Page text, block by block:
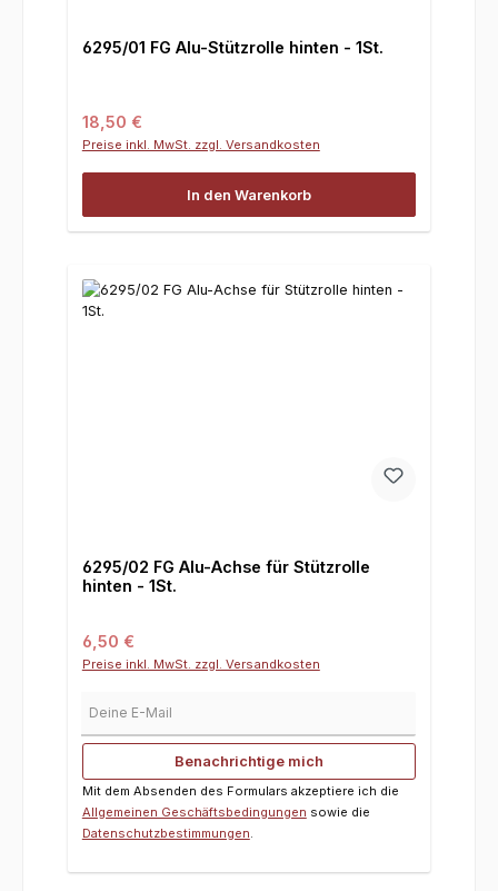
6295/01 FG Alu-Stützrolle hinten - 1St.
Regulärer Preis:
18,50 €
Preise inkl. MwSt. zzgl. Versandkosten
In den Warenkorb
6295/02 FG Alu-Achse für Stützrolle
hinten - 1St.
Regulärer Preis:
6,50 €
Preise inkl. MwSt. zzgl. Versandkosten
Benachrichtige mich
Mit dem Absenden des Formulars akzeptiere ich die
Allgemeinen Geschäftsbedingungen sowie die
Datenschutzbestimmungen.